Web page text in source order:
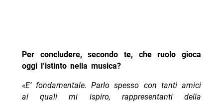
Per concludere, secondo te, che ruolo gioca
oggi l’istinto nella musica?
«E’ fondamentale. Parlo spesso con tanti amici
ai quali mi ispiro, rappresentanti della